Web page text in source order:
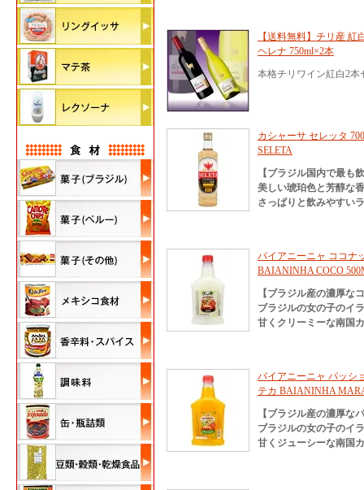
【送料無料】チリ産
ヘレナ 750ml×2本
本格チリワイン紅白2
カシャーサ セレッタ
SELETA
【ブラジル国内で最も
美しい琥珀色と芳醇な
さっぱりと飲みやすい
バイアニーニャ ココナ
BAIANINHA COCO
【ブラジル産の濃厚な
ブラジルの女の子のイ
甘くクリーミーな南国
バイアニーニャ パッシ
テカ BAIANINHA
【ブラジル産の濃厚な
ブラジルの女の子のイ
甘くジューシーな南国